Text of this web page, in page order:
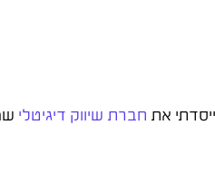
חברת שיווק דיגיטלי